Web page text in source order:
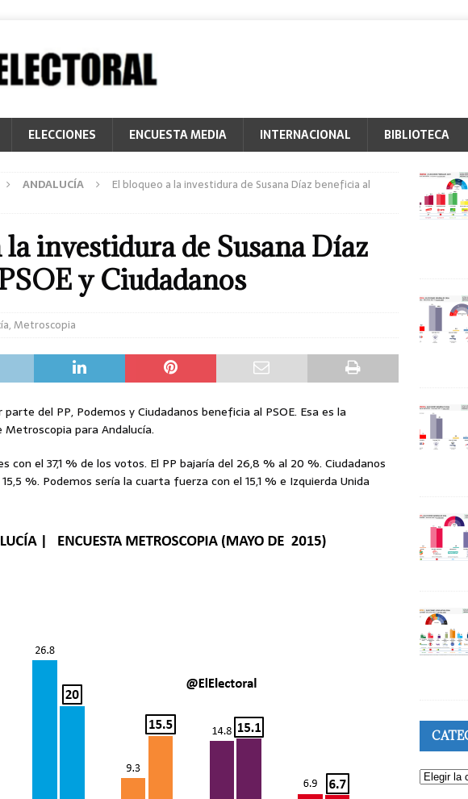
ELECCIONES ENCUESTA MEDIA INTERNACIONAL BIBLIOTECA
ANDALUCÍA
El bloqueo a la investidura de Susana Díaz beneficia al
la investidura de Susana Díaz
y Ciudadanos
,Metroscopia
del PP, Podemos y Ciudadanos beneficia al PSOE. Esa es la
para Andalucía.
con el 37,1 % de los votos. El PP bajaría del 26,8 % al 20 %. Ciudadanos
%. Podemos sería la cuarta fuerza con el 15,1 % e Izquierda Unida